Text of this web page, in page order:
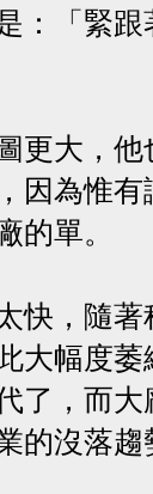
：「緊
更大，
因為惟
的單。
快，隨
大幅度
了，而
的沒落趨